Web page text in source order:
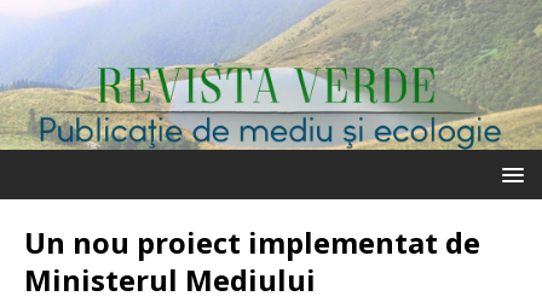
Un nou proiect implementat de
Ministerul Mediului